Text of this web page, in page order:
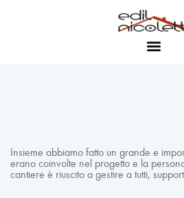
Insieme abbiamo fatto un grande e
erano coinvolte nel progetto e la
cantiere è riuscito a gestire a tutti,